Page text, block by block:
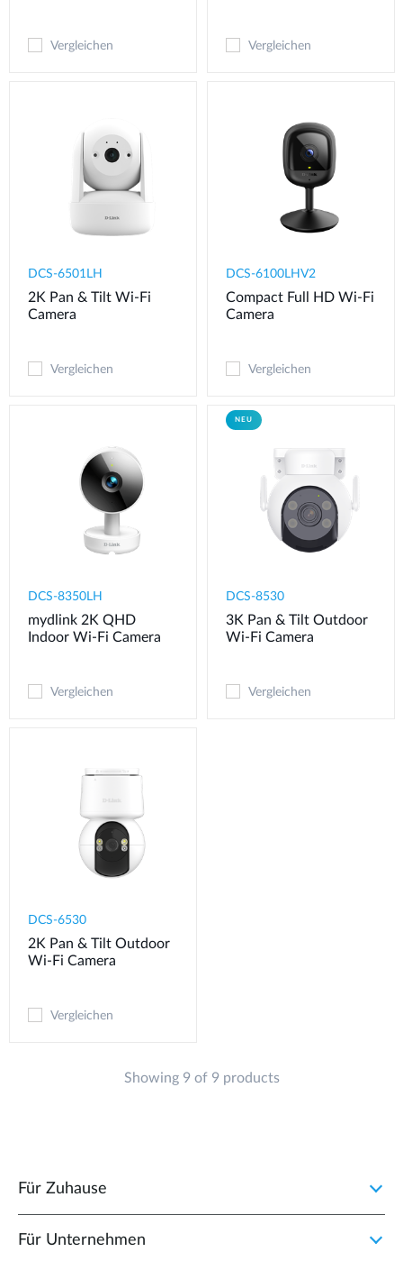
Vergleichen Vergleichen
DCS-6501LH
2K Pan & Tilt Wi-Fi
Camera
Vergleichen
DCS-6100LHV2
Compact Full HD Wi-Fi
Camera
Vergleichen
DCS-8350LH
mydlink 2K QHD
Indoor Wi-Fi Camera
Vergleichen
NEU
DCS-8530
3K Pan & Tilt Outdoor
Wi-Fi Camera
Vergleichen
DCS-6530
2K Pan & Tilt Outdoor
Wi-Fi Camera​
Vergleichen
Showing 9 of 9 products
Für Zuhause
Für Unternehmen